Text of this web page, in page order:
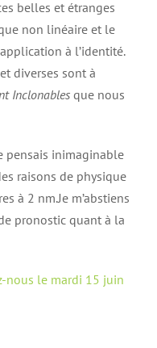
belles et étranges
non linéaire et le
à l’identité.
diverses sont à
Inclonables que nous
pensais inimaginable
raisons de physique
à 2 nm.Je m’abstiens
pronostic quant à la
nous le mardi 15 juin